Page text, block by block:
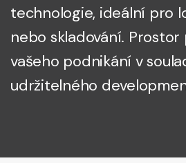
technologie, ideální pro
nebo skladování.
vašeho podnikání v
udržitelného